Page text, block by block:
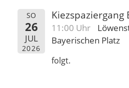
SO
26
JUL
2026
Kiezspaziergang
11:00 Uhr
Bayerischen Platz
folgt.